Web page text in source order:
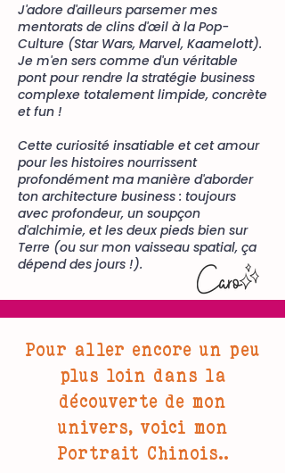
J'adore d'ailleurs parsemer mes
mentorats de clins d'œil à la Pop-
Culture (Star Wars, Marvel, Kaamelott).
Je m'en sers comme d'un véritable
pont pour rendre la stratégie business
complexe totalement limpide, concrète
et fun !
Cette curiosité insatiable et cet amour
pour les histoires nourrissent
profondément ma manière d'aborder
ton architecture business : toujours
avec profondeur, un soupçon
d'alchimie, et les deux pieds bien sur
Terre (ou sur mon vaisseau spatial, ça
dépend des jours !).
Pour aller encore un peu
plus loin dans la
découverte de mon
univers, voici mon
Portrait Chinois..